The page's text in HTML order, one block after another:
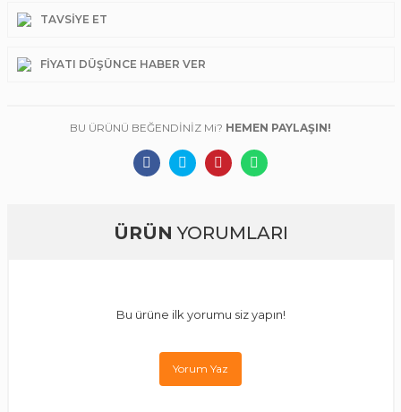
TAVSIYE ET
FIYATI DÜŞÜNCE HABER VER
BU ÜRÜNÜ BEĞENDİNİZ Mi? HEMEN PAYLAŞIN!
ÜRÜN YORUMLARI
Bu ürüne ilk yorumu siz yapın!
Yorum Yaz